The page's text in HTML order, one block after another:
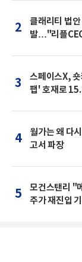
2
클래리티 법
발…"리플
3
스페이스X,
팹' 호재로
4
월가는 왜 다
고서 파장
5
모건스탠리 "
주가 재진입